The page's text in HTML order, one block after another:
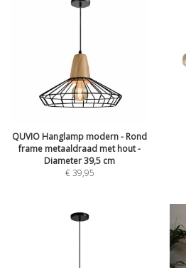
QUVIO Hanglamp modern - Rond
frame metaaldraad met hout -
Diameter 39,5 cm
€39,95